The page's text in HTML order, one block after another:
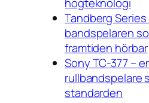
Tandberg Series
bandspelaren
framtiden hörbar
Sony TC-377 –
rullbandspelare
standarden